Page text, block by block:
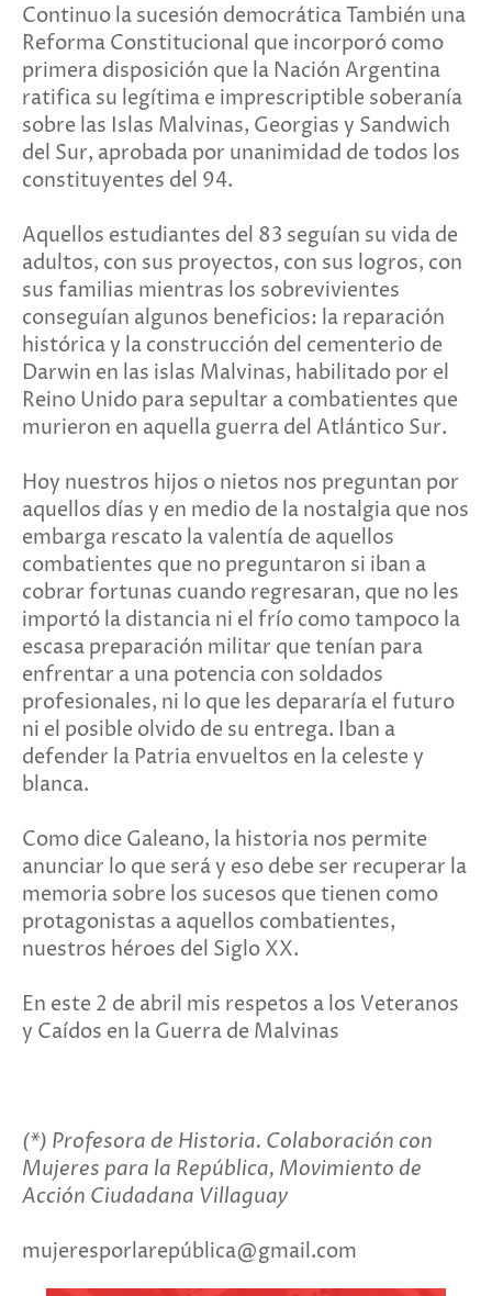
Continuo la sucesión democrática También una
Reforma Constitucional que incorporó como
primera disposición que la Nación Argentina
ratifica su legítima e imprescriptible soberanía
sobre las Islas Malvinas, Georgias y Sandwich
del Sur, aprobada por unanimidad de todos los
constituyentes del 94.
Aquellos estudiantes del 83 seguían su vida de
adultos, con sus proyectos, con sus logros, con
sus familias mientras los sobrevivientes
conseguían algunos beneficios: la reparación
histórica y la construcción del cementerio de
Darwin en las islas Malvinas, habilitado por el
Reino Unido para sepultar a combatientes que
murieron en aquella guerra del Atlántico Sur.
Hoy nuestros hijos o nietos nos preguntan por
aquellos días y en medio de la nostalgia que nos
embarga rescato la valentía de aquellos
combatientes que no preguntaron si iban a
cobrar fortunas cuando regresaran, que no les
importó la distancia ni el frío como tampoco la
escasa preparación militar que tenían para
enfrentar a una potencia con soldados
profesionales, ni lo que les depararía el futuro
ni el posible olvido de su entrega. Iban a
defender la Patria envueltos en la celeste y
blanca.
Como dice Galeano, la historia nos permite
anunciar lo que será y eso debe ser recuperar la
memoria sobre los sucesos que tienen como
protagonistas a aquellos combatientes,
nuestros héroes del Siglo XX.
En este 2 de abril mis respetos a los Veteranos
y Caídos en la Guerra de Malvinas
(*) Profesora de Historia. Colaboración con
Mujeres para la República, Movimiento de
Acción Ciudadana Villaguay
mujeresporlarepública@gmail.com